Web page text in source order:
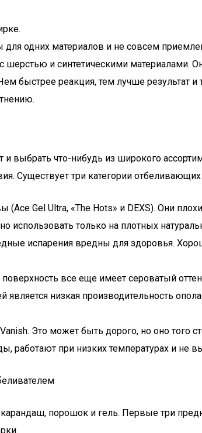
для одних материалов и не совсем
и синтетическими материалами.
быстрее реакция, тем лучше результат и
что-нибудь из широкого
Существует три категории отбеливающих
Gel Ultra, «The Hots» и DEXS). Они
только на плотных
испарения вредны для здоровья.
все еще имеет сероватый
низкая производительность
Это может быть дорого, но оно того
работают при низких температурах и не
порошок и гель. Первые три